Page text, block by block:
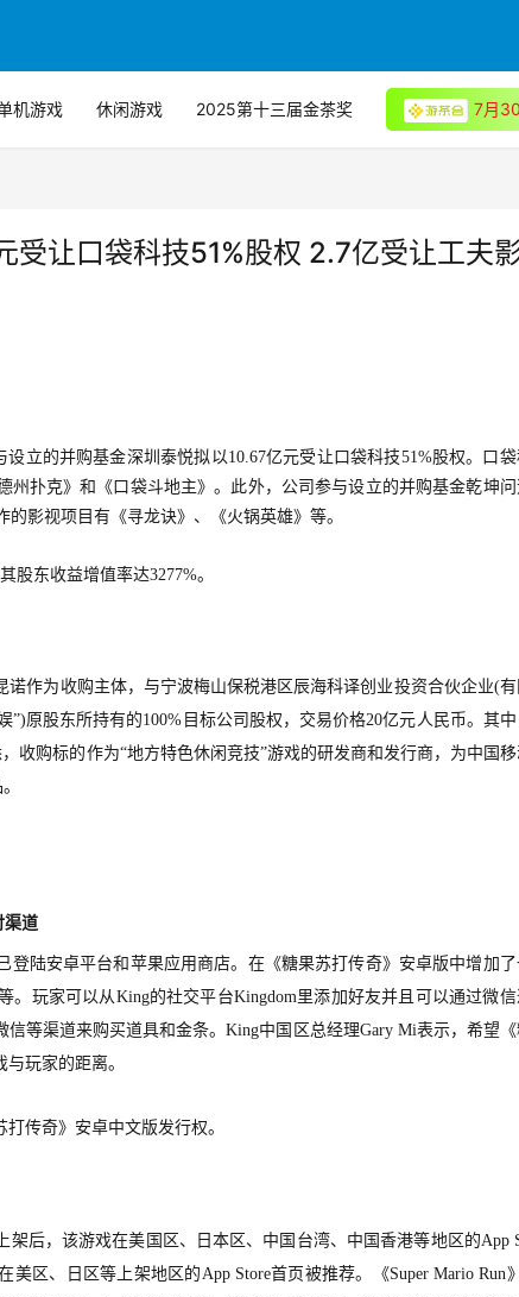
机游戏 休闲游戏 2025第十三届金茶奖 7月
受让口袋科技51%股权 2.7亿受让工夫
立的并购基金深圳泰悦拟以10.67亿元受让口袋科技51%股权。口袋
扑克》和《口袋斗地主》。此外，公司参与设立的并购基金乾坤
影视项目有《寻龙诀》、《火锅英雄》等。
股东收益增值率达3277%。
作为收购主体，与宁波梅山保税港区辰海科译创业投资合伙企业(
原股东所持有的100%目标公司股权，交易价格20亿元人民币。其中
收购标的作为“地方特色休闲竞技”游戏的研发商和发行商，为中国移
渠道
陆安卓平台和苹果应用商店。在《糖果苏打传奇》安卓版中增加了
。玩家可以从King的社交平台Kingdom里添加好友并且可以通过微
等渠道来购买道具和金条。King中国区总经理Gary Mi表示，希望
玩家的距离。
传奇》安卓中文版发行权。
架后，该游戏在美国区、日本区、中国台湾、中国香港等地区的App
区、日区等上架地区的App Store首页被推荐。《Super Mario Run